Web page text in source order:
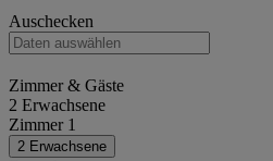
Auschecken
Zimmer & Gäste
2 Erwachsene
Zimmer 1
2 Erwachsene